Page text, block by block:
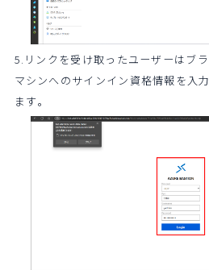
5.リンクを受け取ったユーザーはブ
マシンへのサインイン資格情報を入
ます。